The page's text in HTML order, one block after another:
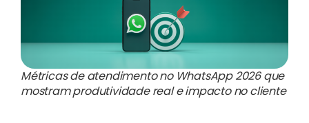
Métricas de atendimento no WhatsApp 2026 que
mostram produtividade real e impacto no cliente